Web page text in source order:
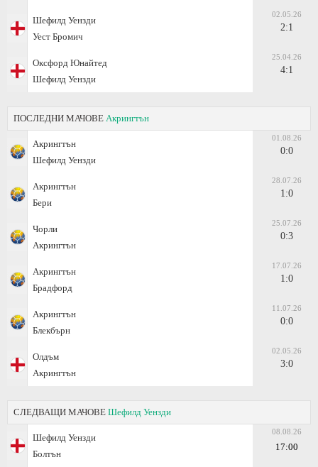
Шефилд Уензди
Уест Бромич
02.05.26
2:1
Оксфорд Юнайтед
Шефилд Уензди
25.04.26
4:1
ПОСЛЕДНИ МАЧОВЕ Акрингтън
Акрингтън
Шефилд Уензди
01.08.26
0:0
Акрингтън
Бери
28.07.26
1:0
Чорли
Акрингтън
25.07.26
0:3
Акрингтън
Брадфорд
17.07.26
1:0
Акрингтън
Блекбърн
11.07.26
0:0
Олдъм
Акрингтън
02.05.26
3:0
СЛЕДВАЩИ МАЧОВЕ Шефилд Уензди
Шефилд Уензди
Болтън
08.08.26
17:00